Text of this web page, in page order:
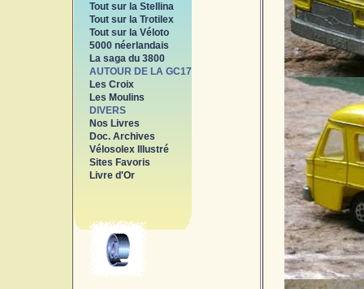
Tout sur la Stellina
Tout sur la Trotilex
Tout sur la Véloto
5000 néerlandais
La saga du 3800
AUTOUR DE LA GC17
Les Croix
Les Moulins
DIVERS
Nos Livres
Doc. Archives
Vélosolex Illustré
Sites Favoris
Livre d'Or